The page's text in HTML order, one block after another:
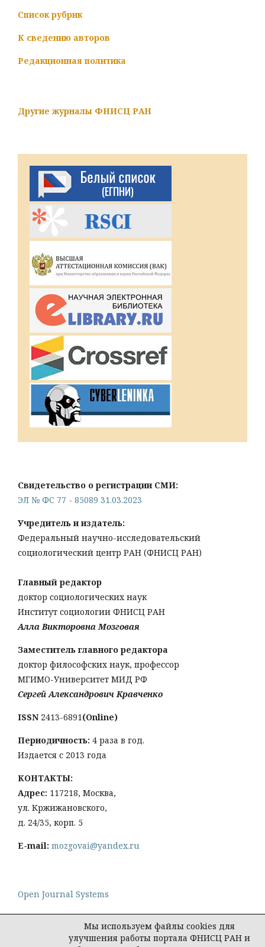
Список рубрик
К сведению авторов
Редакционная политика
Другие журналы ФНИСЦ РАН
Свидетельство о регистрации СМИ:
ЭЛ № ФС 77 - 85089 31.03.2023
Учредитель и издатель:
Федеральный научно-исследовательский
социологический центр РАН (ФНИСЦ РАН)
Главный редактор
доктор социологических наук
Институт социологии ФНИСЦ РАН
Алла Викторовна Мозговая
Заместитель главного редактора
доктор философских наук, профессор
МГИМО-Университет МИД РФ
Сергей Александрович Кравченко
ISSN 2413-6891(Online)
Периодичность: 4 раза в год.
Издается с 2013 года
КОНТАКТЫ:
Адрес: 117218, Москва,
ул. Кржижановского,
д. 24/35, корп. 5
E-mail: mozgovai@yandex.ru
Open Journal Systems
Мы используем файлы cookies для
улучшения работы портала ФНИСЦ РАН и